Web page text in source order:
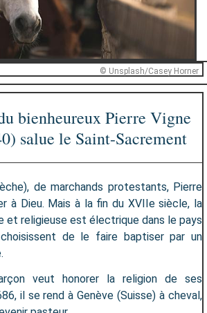
© Unsplash/Casey Horner
bienheureux Pierre Vigne
salue le Saint-Sacrement
de marchands protestants, Pierre
à Dieu. Mais à la fin du XVIIe siècle, la
et religieuse est électrique dans le pays
de le faire baptiser par un
veut honorer la religion de ses
il se rend à Genève (Suisse) à cheval,